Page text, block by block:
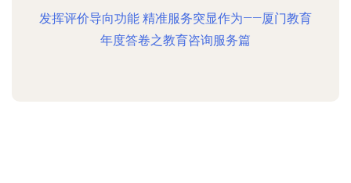
发挥评价导向功能 精准服务突显作为——厦门教育
年度答卷之教育咨询服务篇